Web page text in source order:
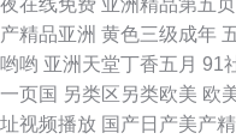
91精品福利 人人操人人干av97
热比 国产黄a三级大片 国内AV
夜在线免费 亚洲精品第五页
产精品亚洲 黄色三级成年
哟哟 亚洲天堂丁香五月 91
一页国 另类区另类欧美 欧
址视频播放 国产日产美产